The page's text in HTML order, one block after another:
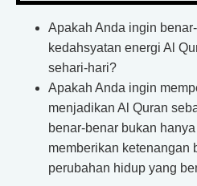
Apakah Anda ingin
kedahsyatan energi Al
sehari-hari?
Apakah Anda ingin
menjadikan Al Quran
benar-benar bukan
memberikan ketenangan
perubahan hidup yang